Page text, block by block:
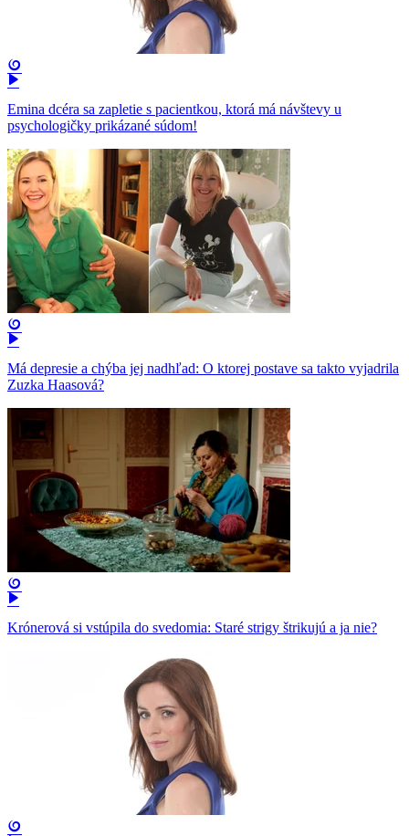
Emina dcéra sa zapletie s pacientkou, ktorá má návštevy u
psychologičky prikázané súdom!
Má depresie a chýba jej nadhľad: O ktorej postave sa takto vyjadrila
Zuzka Haasová?
Krónerová si vstúpila do svedomia: Staré strigy štrikujú a ja nie?